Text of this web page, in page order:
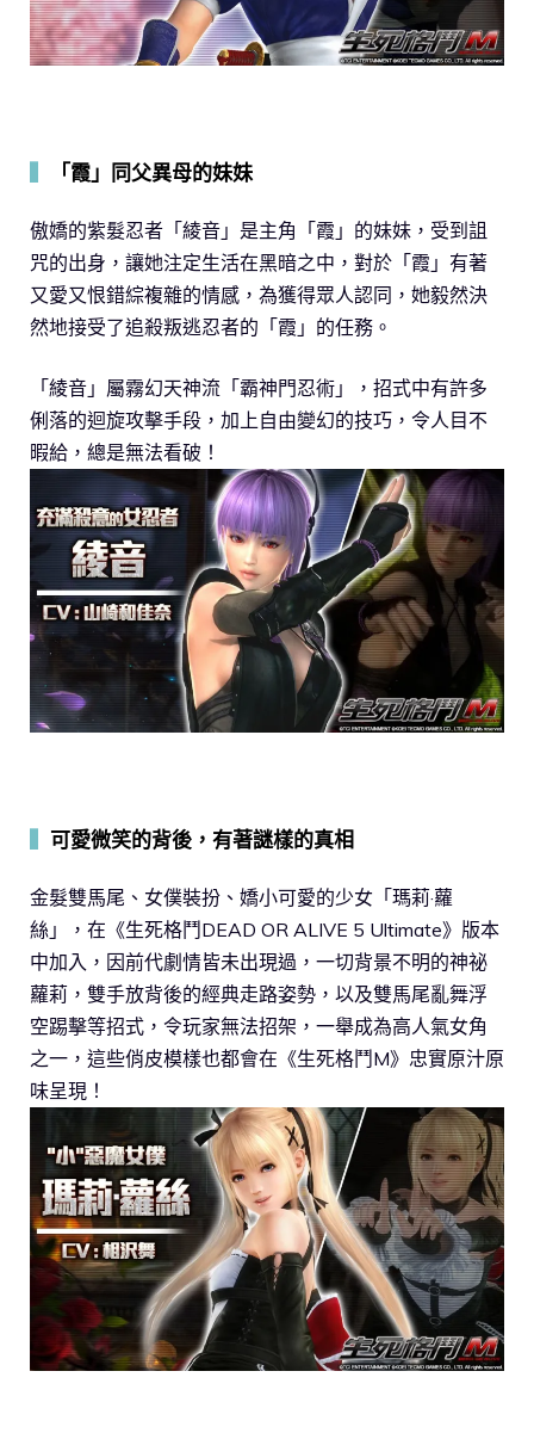
「霞」同父異母的妹妹
傲嬌的紫髮忍者「綾音」是主角「霞」的妹妹，受到詛
咒的出身，讓她注定生活在黑暗之中，對於「霞」有著
又愛又恨錯綜複雜的情感，為獲得眾人認同，她毅然決
然地接受了追殺叛逃忍者的「霞」的任務。
「綾音」屬霧幻天神流「霸神門忍術」，招式中有許多
俐落的迴旋攻擊手段，加上自由變幻的技巧，令人目不
暇給，總是無法看破！
可愛微笑的背後，有著謎樣的真相
金髮雙馬尾、女僕裝扮、嬌小可愛的少女「瑪莉·蘿
絲」，在《生死格鬥DEAD OR ALIVE 5 Ultimate》版本
中加入，因前代劇情皆未出現過，一切背景不明的神祕
蘿莉，雙手放背後的經典走路姿勢，以及雙馬尾亂舞浮
空踢擊等招式，令玩家無法招架，一舉成為高人氣女角
之一，這些俏皮模樣也都會在《生死格鬥M》忠實原汁原
味呈現！